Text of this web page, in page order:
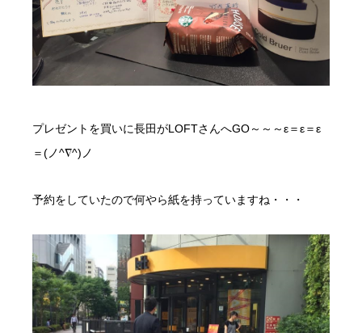
プレゼントを買いに長田がLOFTさんへGO～～～ε＝ε＝ε
＝(ノ^∇^)ノ
予約をしていたので何やら紙を持っていますね・・・